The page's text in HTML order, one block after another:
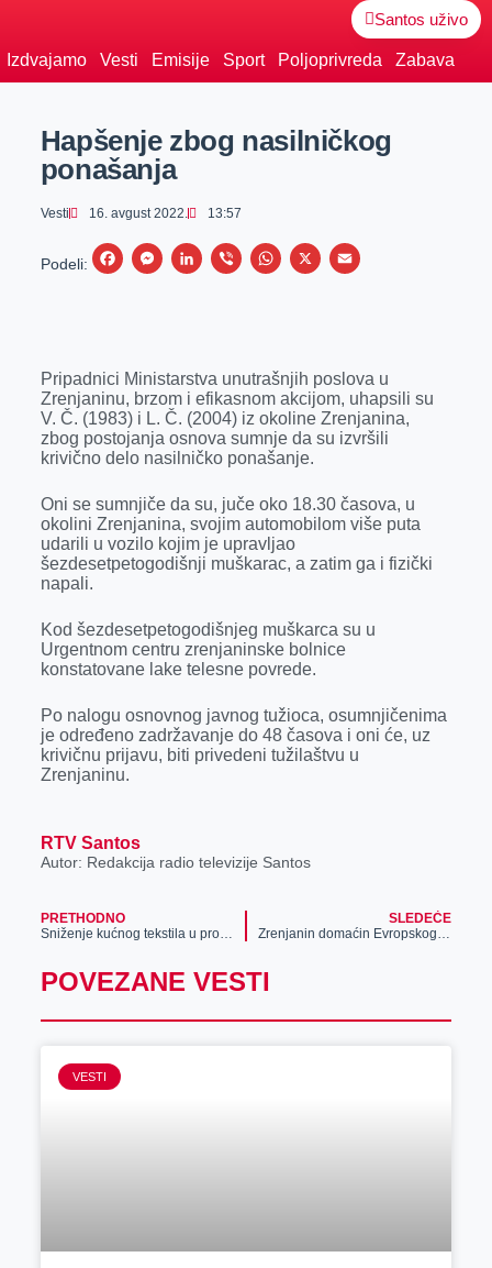
Santos uživo
Izdvajamo Vesti Emisije Sport Poljoprivreda Zabava
Hapšenje zbog nasilničkog
ponašanja
Vesti 16. avgust 2022. 13:57
Podeli:
F
b
o
o
M
e
n
g
r
L
e
d
I
V
r
W
s
A
p
X
E
l
Pripadnici Ministarstva unutrašnjih poslova u
Zrenjaninu, brzom i efikasnom akcijom, uhapsili su
V. Č. (1983) i L. Č. (2004) iz okoline Zrenjanina,
zbog postojanja osnova sumnje da su izvršili
krivično delo nasilničko ponašanje.
Oni se sumnjiče da su, juče oko 18.30 časova, u
okolini Zrenjanina, svojim automobilom više puta
udarili u vozilo kojim je upravljao
šezdesetpetogodišnji muškarac, a zatim ga i fizički
napali.
Kod šezdesetpetogodišnjeg muškarca su u
Urgentnom centru zrenjaninske bolnice
konstatovane lake telesne povrede.
Po nalogu osnovnog javnog tužioca, osumnjičenima
je određeno zadržavanje do 48 časova i oni će, uz
krivičnu prijavu, biti privedeni tužilaštvu u
Zrenjaninu.
RTV Santos
Autor: Redakcija radio televizije Santos
PRETHODNO
Sniženje kućnog tekstila u prodavnici „Beli labud“
SLEDEĆE
Zrenjanin domaćin Evropskog prvenstva u raketnom modelarstvu
POVEZANE VESTI
VESTI